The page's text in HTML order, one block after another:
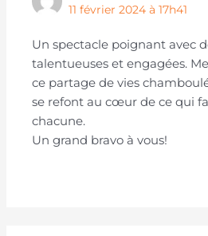
11 février 2024 à 17h41
Un spectacle poignant avec
talentueuses et engagées.
ce partage de vies
se refont au cœur de ce qui
chacune.
Un grand bravo à vous!